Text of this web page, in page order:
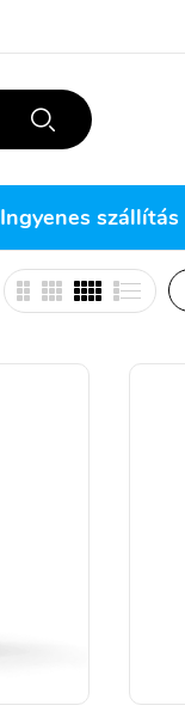
Ingyenes szállítás